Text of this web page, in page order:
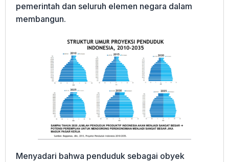
pemerintah dan seluruh elemen negara dalam
membangun.
Menyadari bahwa penduduk sebagai obyek